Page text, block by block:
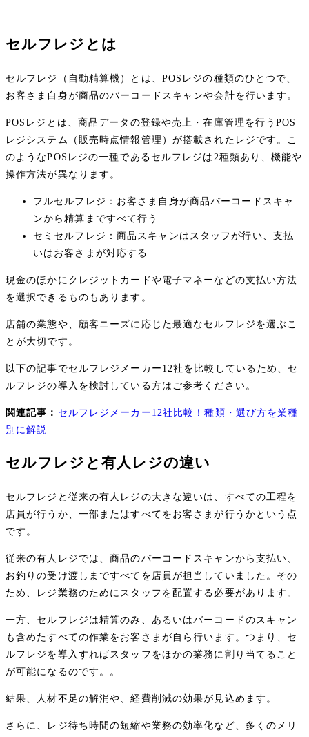
セルフレジとは
セルフレジ（自動精算機）とは、POSレジの種類のひとつで、
お客さま自身が商品のバーコードスキャンや会計を行います。
POSレジとは、商品データの登録や売上・在庫管理を行うPOS
レジシステム（販売時点情報管理）が搭載されたレジです。こ
のようなPOSレジの一種であるセルフレジは2種類あり、機能や
操作方法が異なります。
フルセルフレジ：お客さま自身が商品バーコードスキャ
ンから精算まですべて行う
セミセルフレジ：商品スキャンはスタッフが行い、支払
いはお客さまが対応する
現金のほかにクレジットカードや電子マネーなどの支払い方法
を選択できるものもあります。
店舗の業態や、顧客ニーズに応じた最適なセルフレジを選ぶこ
とが大切です。
以下の記事でセルフレジメーカー12社を比較しているため、セ
ルフレジの導入を検討している方はご参考ください。
関連記事： セルフレジメーカー12社比較！種類・選び方を業種
別に解説
セルフレジと有人レジの違い
セルフレジと従来の有人レジの大きな違いは、すべての工程を
店員が行うか、一部またはすべてをお客さまが行うかという点
です。
従来の有人レジでは、商品のバーコードスキャンから支払い、
お釣りの受け渡しまですべてを店員が担当していました。その
ため、レジ業務のためにスタッフを配置する必要があります。
一方、セルフレジは精算のみ、あるいはバーコードのスキャン
も含めたすべての作業をお客さまが自ら行います。つまり、セ
ルフレジを導入すればスタッフをほかの業務に割り当てること
が可能になるのです。。
結果、人材不足の解消や、経費削減の効果が見込めます。
さらに、レジ待ち時間の短縮や業務の効率化など、多くのメリ